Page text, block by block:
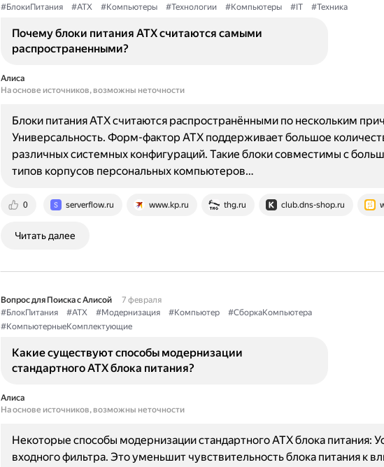
#БлокиПитания
#ATX #Компьютеры #Технологии #Компьютеры #IT #Техника
Почему блоки питания ATX считаются самыми
распространенными?
Алиса
На основе источников, возможны неточности
0 serverflow.ru www.kp.ru thg.ru club.dns-shop.ru
Блоки питания ATX считаются распространёнными по нескольким
Универсальность. Форм-фактор ATX поддерживает большое
различных системных конфигураций. Такие блоки совместимы с
типов корпусов персональных компьютеров…
Читать далее
Вопрос для Поиска с Алисой
7 февраля
#БлокПитания
#ATX #Модернизация #Компьютер
#СборкаКомпьютера
#КомпьютерныеКомплектующие
Какие существуют способы модернизации
стандартного ATX блока питания?
Алиса
На основе источников, возможны неточности
Некоторые способы модернизации стандартного ATX блока питания:
входного фильтра. Это уменьшит чувствительность блока питания к